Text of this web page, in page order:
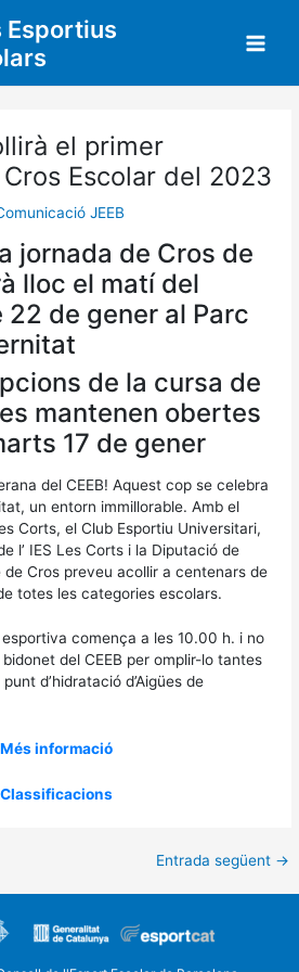
Esportius
el primer
Escolar del 2023
JEEB
jornada de Cros de
lloc el matí del
22 de gener al Parc
de la cursa de
mantenen obertes
17 de gener
del CEEB! Aquest cop se celebra
un entorn immillorable. Amb el
Corts, el Club Esportiu Universitari,
l’ IES Les Corts i la Diputació de
de Cros preveu acollir a centenars de
totes les categories escolars.
comença a les 10.00 h. i no
del CEEB per omplir-lo tantes
d’hidratació d’Aigües de
Més informació
Classificacions
Entrada següent →